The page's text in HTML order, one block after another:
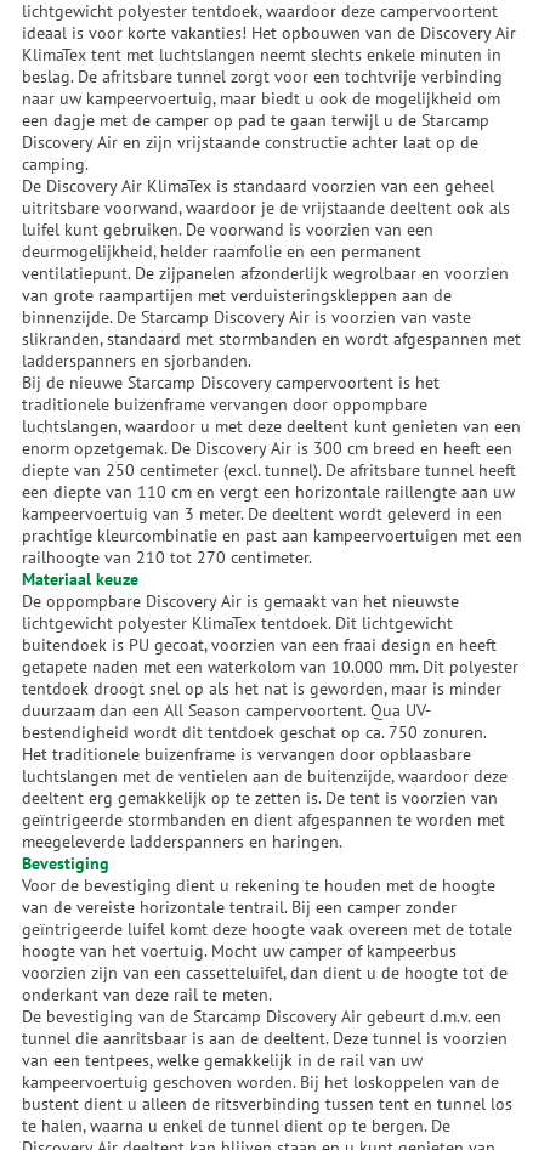
lichtgewicht polyester tentdoek, waardoor deze campervoortent
ideaal is voor korte vakanties! Het opbouwen van de Discovery Air
KlimaTex tent met luchtslangen neemt slechts enkele minuten in
beslag. De afritsbare tunnel zorgt voor een tochtvrije verbinding
naar uw kampeervoertuig, maar biedt u ook de mogelijkheid om
een dagje met de camper op pad te gaan terwijl u de Starcamp
Discovery Air en zijn vrijstaande constructie achter laat op de
camping.
De Discovery Air KlimaTex is standaard voorzien van een geheel
uitritsbare voorwand, waardoor je de vrijstaande deeltent ook als
luifel kunt gebruiken. De voorwand is voorzien van een
deurmogelijkheid, helder raamfolie en een permanent
ventilatiepunt. De zijpanelen afzonderlijk wegrolbaar en voorzien
van grote raampartijen met verduisteringskleppen aan de
binnenzijde. De Starcamp Discovery Air is voorzien van vaste
slikranden, standaard met stormbanden en wordt afgespannen met
ladderspanners en sjorbanden.
Bij de nieuwe Starcamp Discovery campervoortent is het
traditionele buizenframe vervangen door oppompbare
luchtslangen, waardoor u met deze deeltent kunt genieten van een
enorm opzetgemak. De Discovery Air is 300 cm breed en heeft een
diepte van 250 centimeter (excl. tunnel). De afritsbare tunnel heeft
een diepte van 110 cm en vergt een horizontale raillengte aan uw
kampeervoertuig van 3 meter. De deeltent wordt geleverd in een
prachtige kleurcombinatie en past aan kampeervoertuigen met een
railhoogte van 210 tot 270 centimeter.
Materiaal keuze
De oppompbare Discovery Air is gemaakt van het nieuwste
lichtgewicht polyester KlimaTex tentdoek. Dit lichtgewicht
buitendoek is PU gecoat, voorzien van een fraai design en heeft
getapete naden met een waterkolom van 10.000 mm. Dit polyester
tentdoek droogt snel op als het nat is geworden, maar is minder
duurzaam dan een All Season campervoortent. Qua UV-
bestendigheid wordt dit tentdoek geschat op ca. 750 zonuren.
Het traditionele buizenframe is vervangen door opblaasbare
luchtslangen met de ventielen aan de buitenzijde, waardoor deze
deeltent erg gemakkelijk op te zetten is. De tent is voorzien van
geïntrigeerde stormbanden en dient afgespannen te worden met
meegeleverde ladderspanners en haringen.
Bevestiging
Voor de bevestiging dient u rekening te houden met de hoogte
van de vereiste horizontale tentrail. Bij een camper zonder
geïntrigeerde luifel komt deze hoogte vaak overeen met de totale
hoogte van het voertuig. Mocht uw camper of kampeerbus
voorzien zijn van een cassetteluifel, dan dient u de hoogte tot de
onderkant van deze rail te meten.
De bevestiging van de Starcamp Discovery Air gebeurt d.m.v. een
tunnel die aanritsbaar is aan de deeltent. Deze tunnel is voorzien
van een tentpees, welke gemakkelijk in de rail van uw
kampeervoertuig geschoven worden. Bij het loskoppelen van de
bustent dient u alleen de ritsverbinding tussen tent en tunnel los
te halen, waarna u enkel de tunnel dient op te bergen. De